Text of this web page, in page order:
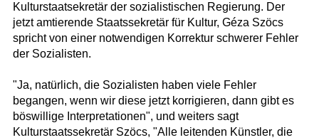
Kulturstaatsekretär der sozialistischen Regierung. Der
jetzt amtierende Staatssekretär für Kultur, Géza Szöcs
spricht von einer notwendigen Korrektur schwerer Fehler
der Sozialisten.
"Ja, natürlich, die Sozialisten haben viele Fehler
begangen, wenn wir diese jetzt korrigieren, dann gibt es
böswillige Interpretationen", und weiters sagt
Kulturstaatssekretär Szöcs, "Alle leitenden Künstler, die